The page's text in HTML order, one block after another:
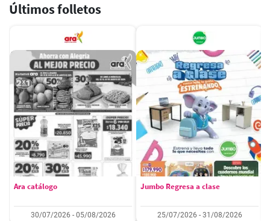
Últimos folletos
Ara catálogo
30/07/2026 - 05/08/2026
Jumbo Regresa a clase
25/07/2026 - 31/08/2026